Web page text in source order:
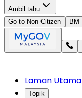
Ambil tahu
Go to Non-Citizen
BM
Laman Utama
Topik